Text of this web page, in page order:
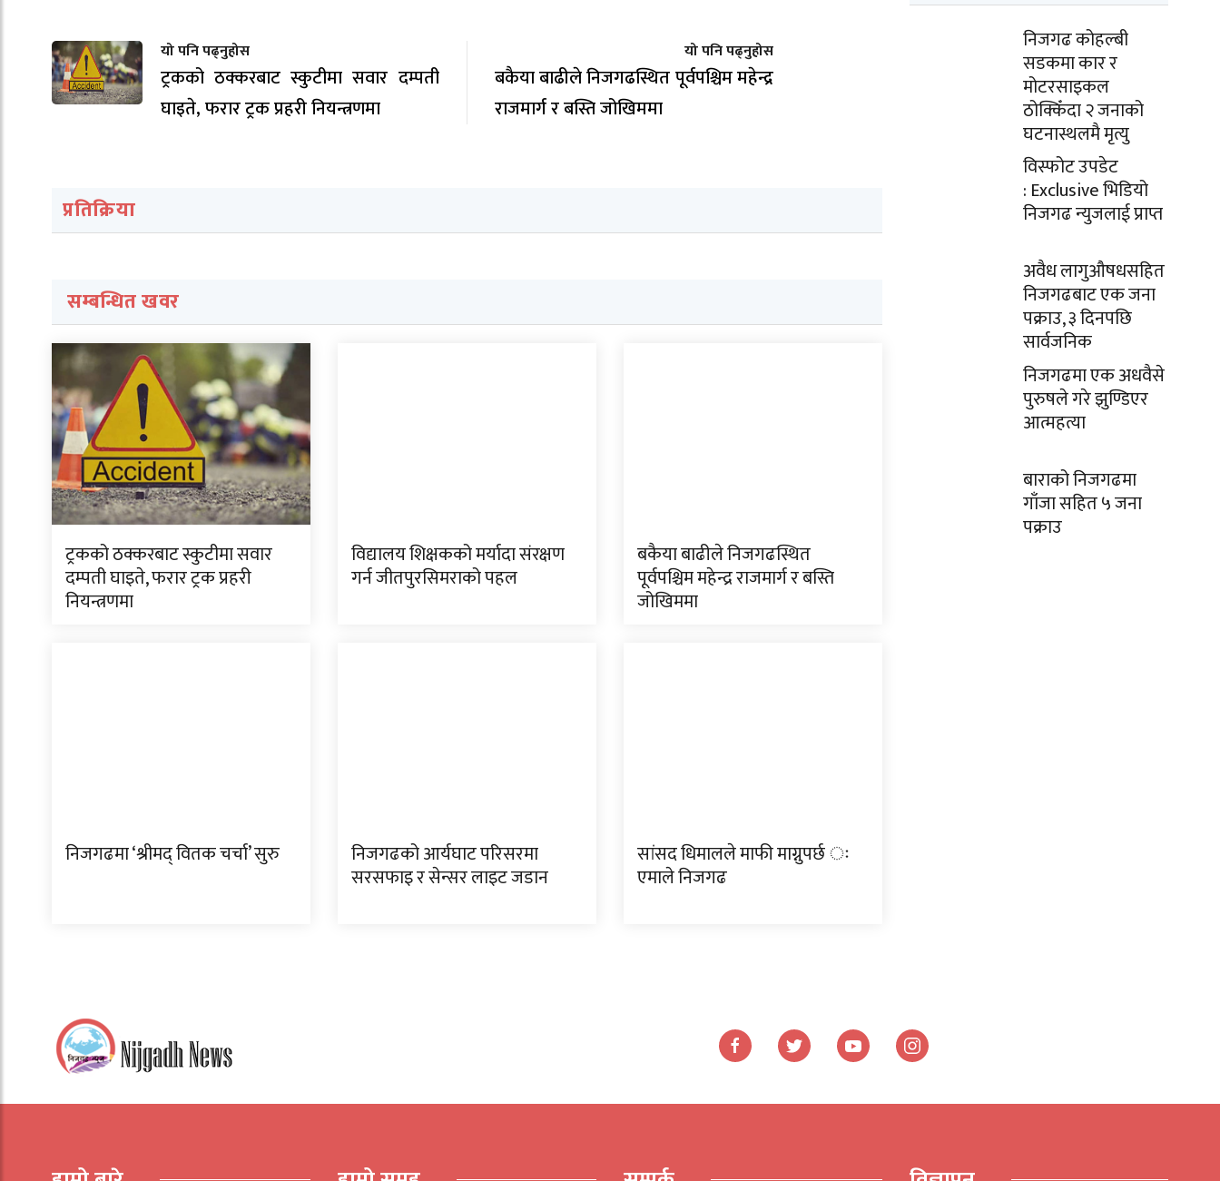
यो पनि पढ्नुहोस
ट्रकको ठक्करबाट स्कुटीमा सवार दम्पती
घाइते, फरार ट्रक प्रहरी नियन्त्रणमा
यो पनि पढ्नुहोस
बकैया बाढीले निजगढस्थित पूर्वपश्चिम महेन्द्र
राजमार्ग र बस्ति जोखिममा
प्रतिक्रिया
सम्बन्धित खवर
ट्रकको ठक्करबाट स्कुटीमा सवार
दम्पती घाइते, फरार ट्रक प्रहरी
नियन्त्रणमा
विद्यालय शिक्षकको मर्यादा संरक्षण
गर्न जीतपुरसिमराको पहल
बकैया बाढीले निजगढस्थित
पूर्वपश्चिम महेन्द्र राजमार्ग र बस्ति
जोखिममा
निजगढमा ‘श्रीमद् वितक चर्चा’ सुरु निजगढको आर्यघाट परिसरमा
सरसफाइ र सेन्सर लाइट जडान
सांसद धिमालले माफी माग्नुपर्छ ः
एमाले निजगढ
निजगढ कोहल्बी
सडकमा कार र
मोटरसाइकल
ठोक्किँदा २ जनाको
घटनास्थलमै मृत्यु
विस्फोट उपडेट
: Exclusive भिडियो
निजगढ न्युजलाई प्राप्त
अवैध लागुऔषधसहित
निजगढबाट एक जना
पक्राउ, ३ दिनपछि
सार्वजनिक
निजगढमा एक अधवैसे
पुरुषले गरे झुण्डिएर
आत्महत्या
बाराको निजगढमा
गाँजा सहित ५ जना
पक्राउ